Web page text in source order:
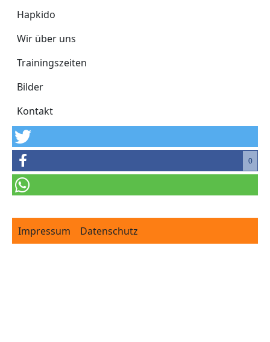
Hapkido
Hapkido
Wir über uns
Trainingszeiten
Bilder
Kontakt
0
Footer
Impressum Datenschutz